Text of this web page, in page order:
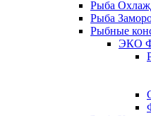
Рыба
Рыба
Рыбные
ЭКО